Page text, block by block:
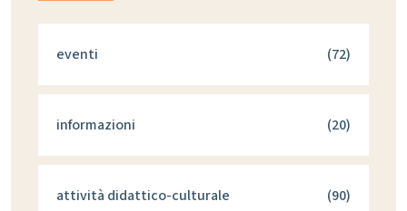
eventi (72)
informazioni (20)
attività didattico-culturale (90)